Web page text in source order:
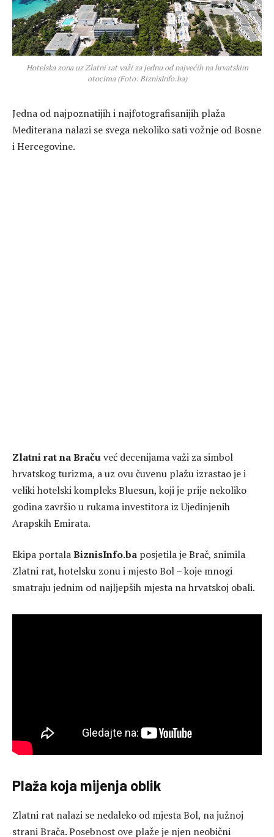
Hotelska zona uz Zlatni rat važi za jednu od najvećih na hrvatskim
otocima (Foto: BiznisInfo.ba)
Jedna od najpoznatijih i najfotografisanijih plaža
Mediterana nalazi se svega nekoliko sati vožnje od Bosne
i Hercegovine.
Zlatni rat na Bračuveć decenijama važi za simbol
hrvatskog turizma, a uz ovu čuvenu plažu izrastao je i
veliki hotelski kompleks Bluesun, koji je prije nekoliko
godina završio u rukama investitora iz Ujedinjenih
Arapskih Emirata.
Ekipa portalaBiznisInfo.ba posjetila je Brač, snimila
Zlatni rat, hotelsku zonu i mjesto Bol – koje mnogi
smatraju jednim od najljepših mjesta na hrvatskoj obali.
Plaža koja mijenja oblik
Zlatni rat nalazi se nedaleko od mjesta Bol, na južnoj
strani Brača. Posebnost ove plaže je njen neobični